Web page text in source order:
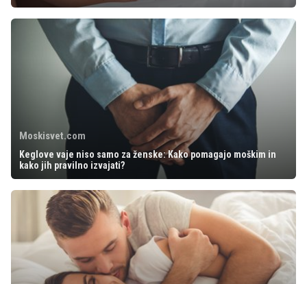
Moskisvet.com
Keglove vaje niso samo za ženske: Kako pomagajo moškim in
kako jih pravilno izvajati?